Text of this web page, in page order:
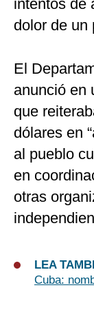
intentos de
dolor de un
El
anunció en
que
dólares en
al pueblo
en
otras
LEA
Cuba: